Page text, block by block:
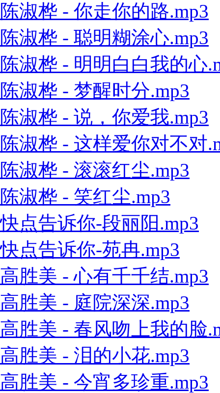
陈淑桦 - 你走你的路.mp3
陈淑桦 - 聪明糊涂心.mp3
陈淑桦 - 明明白白我的心
陈淑桦 - 梦醒时分.mp3
陈淑桦 - 说，你爱我.mp3
陈淑桦 - 这样爱你对不对
陈淑桦 - 滚滚红尘.mp3
陈淑桦 - 笑红尘.mp3
快点告诉你-段丽阳.mp3
快点告诉你-苑冉.mp3
高胜美 - 心有千千结.mp3
高胜美 - 庭院深深.mp3
高胜美 - 春风吻上我的脸
高胜美 - 泪的小花.mp3
高胜美 - 今宵多珍重.mp3